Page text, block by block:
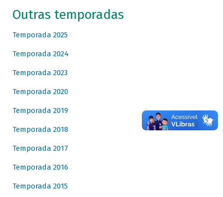
Outras temporadas
Temporada 2025
Temporada 2024
Temporada 2023
Temporada 2020
Temporada 2019
Temporada 2018
Temporada 2017
Temporada 2016
Temporada 2015